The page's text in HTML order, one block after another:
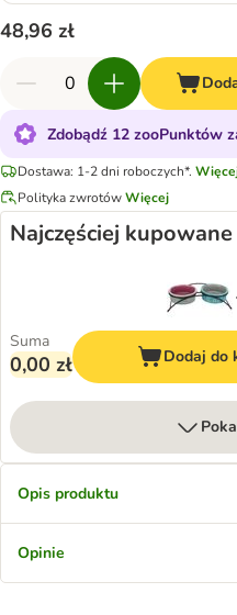
48,96 zł
Zdobądź 12 zooPunktów
Dostawa: 1-2 dni roboczych*.
Polityka zwrotówWięcej
Najczęściej
Suma
0,00 zł Dodaj do
Opis produktu
Opinie